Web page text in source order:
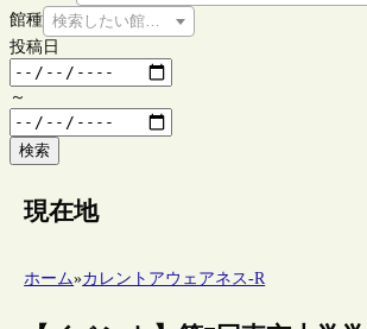
館種 検索したい館種を選択してください
投稿日
～
検索
現在地
ホーム»カレントアウェアネス-R